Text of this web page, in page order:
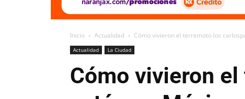
Inicio Actualidad Cómo vivieron el terremoto los
Actualidad La Ciudad
Cómo vivieron